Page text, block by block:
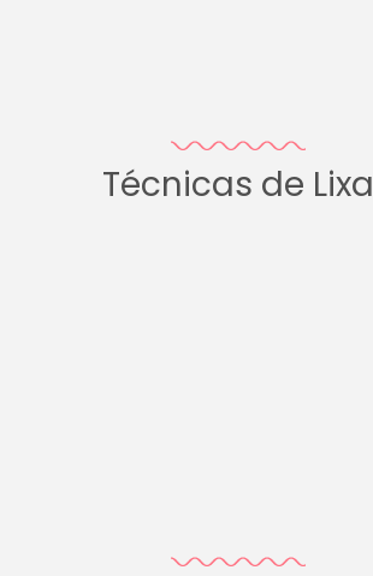
Técnicas de Lixa